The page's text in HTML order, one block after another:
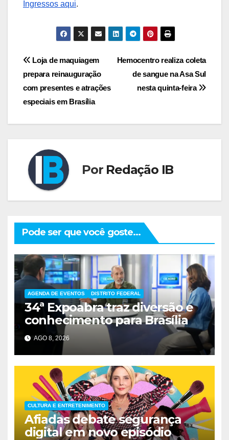
Ingressos aqui.
Navegação
de
Post
Hemocentro realiza coleta
de sangue na Asa Sul
nesta quinta-feira
Loja de maquiagem
prepara reinauguração
com presentes e atrações
especiais em Brasília
Por Redação IB
Pode ser que você goste...
AGENDA DE EVENTOS DISTRITO FEDERAL
34ª Expoabra traz diversão e
conhecimento para Brasília
AGO 8, 2026
CULTURA E ENTRETENIMENTO
Afiadas debate segurança
digital em novo episódio